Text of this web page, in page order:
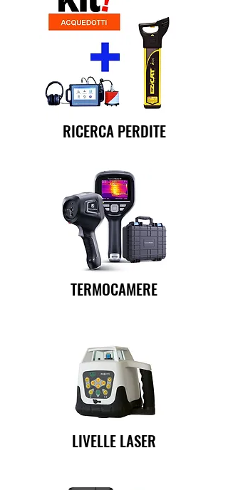
RICERCA PERDITE
TERMOCAMERE
LIVELLE LASER